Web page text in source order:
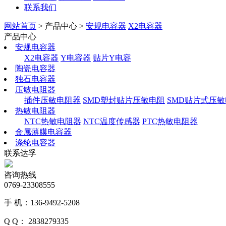
联系我们
网站首页 > 产品中心 > 安规电容器 X2电容器
产品中心
安规电容器
X2电容器 Y电容器 贴片Y电容
陶瓷电容器
独石电容器
压敏电阻器
插件压敏电阻器 SMD塑封贴片压敏电阻 SMD贴片式压
热敏电阻器
NTC热敏电阻器 NTC温度传感器 PTC热敏电阻器
金属薄膜电容器
涤纶电容器
联系达孚
咨询热线
0769-23308555
手 机：136-9492-5208
Q Q： 2838279335